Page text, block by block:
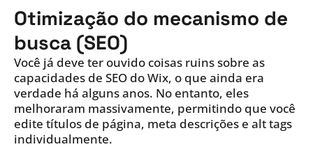
Otimização do mecanismo de
busca (SEO)
Você já deve ter ouvido coisas ruins sobre as
capacidades de SEO do Wix, o que ainda era
verdade há alguns anos. No entanto, eles
melhoraram massivamente, permitindo que você
edite títulos de página, meta descrições e alt tags
individualmente.